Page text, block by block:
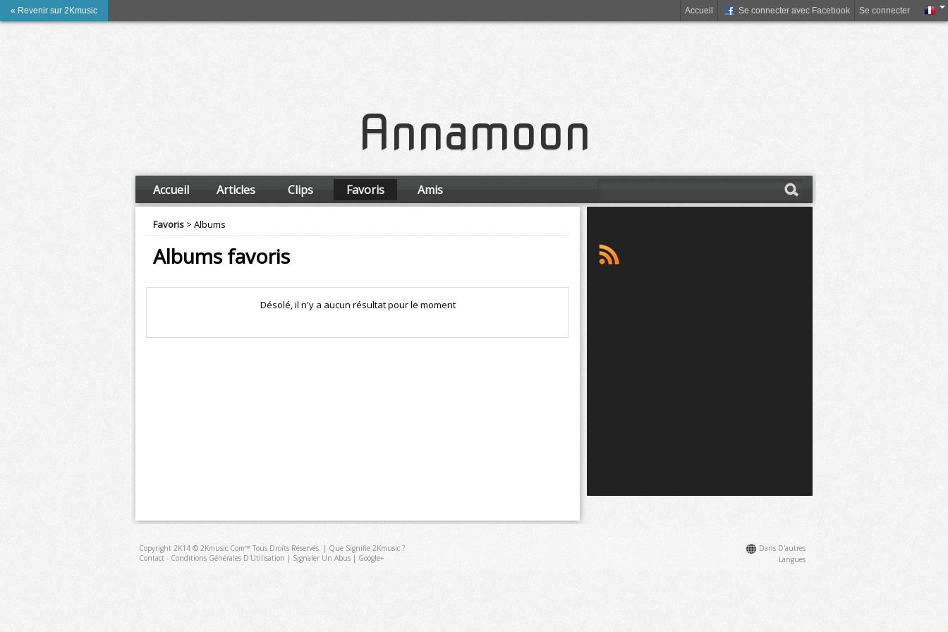
« Revenir sur 2Kmusic Accueil Se connecter avec Facebook Se connecter
Annamoon
Accueil Articles Clips Favoris Amis
Favoris > Albums
Albums favoris
Désolé, il n'y a aucun résultat pour le moment
Dans D'autres
Langues
Copyright 2K14 © 2Kmusic.com™ Tous Droits Réservés. | Que Signifie 2Kmusic ?
Contact - Conditions Générales D'Utilisation | Signaler Un Abus | Google+